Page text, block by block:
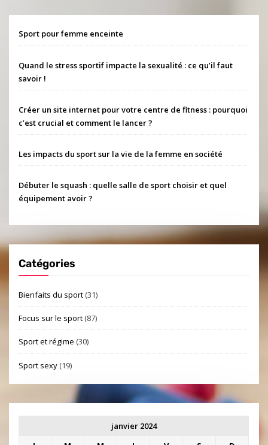
Sport pour femme enceinte
Quand le stress sportif impacte la sexualité : ce qu’il faut
savoir !
Créer un site internet pour votre centre de fitness : pourquoi
c’est crucial et comment le lancer ?
Les impacts du sport sur la vie de la femme en société
Débuter le squash : quelle salle de sport choisir et quel
équipement avoir ?
Catégories
Bienfaits du sport (31)
Focus sur le sport (87)
Sport et régime (30)
Sport sexy (19)
janvier 2024